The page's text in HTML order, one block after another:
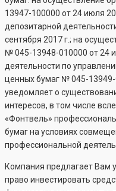
13947-100000 от 24 июля
депозитарной
сентября 2017 г.; на
№045-13948-010000 от 24
деятельности по
ценных бумаг №045-
уведомляет о
интересов, в том числе
«Фонтвель»
бумаг на условиях
профессиональной
Компания предлагает Вам
право инвестировать